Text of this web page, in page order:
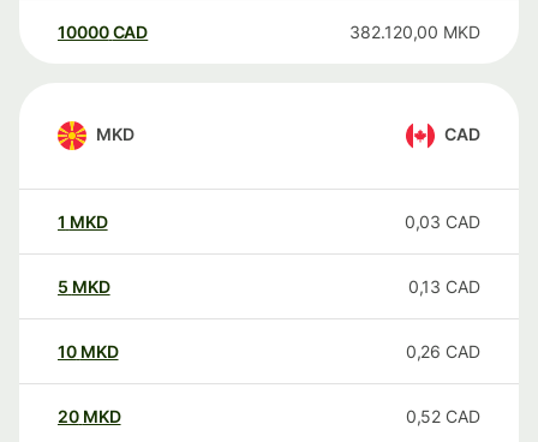
10000 CAD 382.120,00 MKD
MKD CAD
1 MKD 0,03 CAD
5 MKD 0,13 CAD
10 MKD 0,26 CAD
20 MKD 0,52 CAD